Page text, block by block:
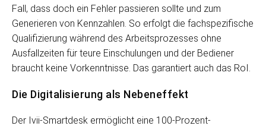
Fall, dass doch ein Fehler passieren sollte und zum
Generieren von Kennzahlen. So erfolgt die fachspezifische
Qualifizierung während des Arbeitsprozesses ohne
Ausfallzeiten für teure Einschulungen und der Bediener
braucht keine Vorkenntnisse. Das garantiert auch das RoI.
Die Digitalisierung als Nebeneffekt
Der Ivii-Smartdesk ermöglicht eine 100-Prozent-